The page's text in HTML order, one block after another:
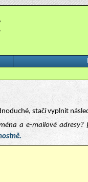
stačí vyplnit
a e-mailové adresy?